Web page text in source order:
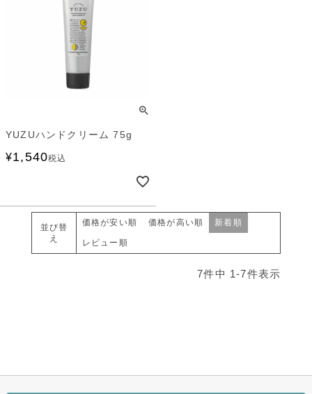
YUZUハンドクリーム 75g
¥1,540税込
並び替
え
価格が安い順 価格が高い順 新着順
レビュー順
7件中 1-7件表示